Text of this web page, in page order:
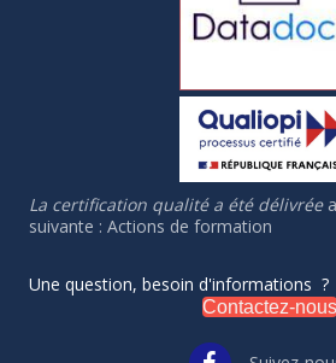
La certification qualité a été délivrée
suivante : Actions de formation
Une question, besoin d'informations ?
Contactez-nous